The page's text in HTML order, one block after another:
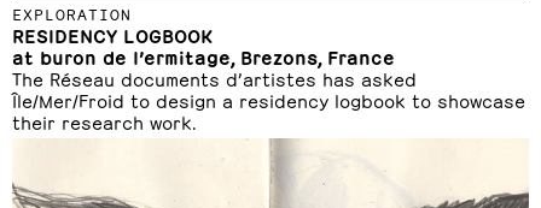
EXPLORATION
RESIDENCY LOGBOOK
at buron de l’ermitage, Brezons, France
The Réseau documents d’artistes has asked
Île/Mer/Froid to design a residency logbook to showcase
their research work.